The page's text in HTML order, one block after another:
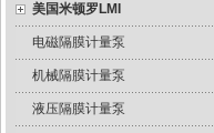
美国米顿罗LMI
电磁隔膜计量泵
机械隔膜计量泵
液压隔膜计量泵